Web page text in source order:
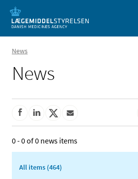
News
News
0 - 0 of 0 news items
All items (464)